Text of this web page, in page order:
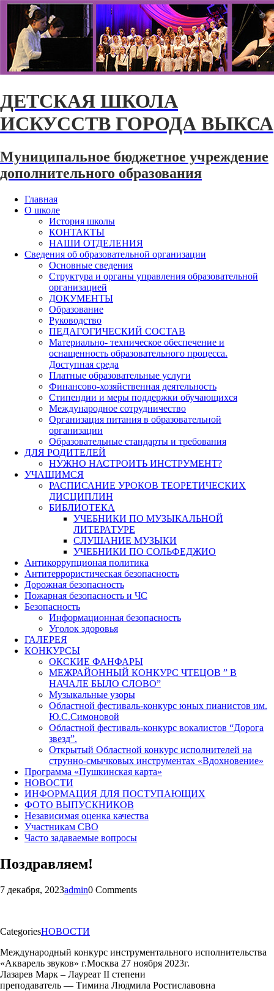
ДЕТСКАЯ ШКОЛА
ИСКУССТВ ГОРОДА ВЫКСА
Муниципальное бюджетное учреждение
дополнительного образования
Главная
О школе
История школы
КОНТАКТЫ
НАШИ ОТДЕЛЕНИЯ
Сведения об образовательной организации
Основные сведения
Структура и органы управления образовательной
организацией
ДОКУМЕНТЫ
Образование
Руководство
ПЕДАГОГИЧЕСКИЙ СОСТАВ
Материально- техническое обеспечение и
оснащенность образовательного процесса.
Доступная среда
Платные образовательные услуги
Финансово-хозяйственная деятельность
Стипендии и меры поддержки обучающихся
Международное сотрудничество
Организация питания в образовательной
организации
Образовательные стандарты и требования
ДЛЯ РОДИТЕЛЕЙ
НУЖНО НАСТРОИТЬ ИНСТРУМЕНТ?
УЧАЩИМСЯ
РАСПИСАНИЕ УРОКОВ ТЕОРЕТИЧЕСКИХ
ДИСЦИПЛИН
БИБЛИОТЕКА
УЧЕБНИКИ ПО МУЗЫКАЛЬНОЙ
ЛИТЕРАТУРЕ
СЛУШАНИЕ МУЗЫКИ
УЧЕБНИКИ ПО СОЛЬФЕДЖИО
Антикоррупционая политика
Антитеррористическая безопасность
Дорожная безопасность
Пожарная безопасность и ЧС
Безопасность
Информационная безопасность
Уголок здоровья
ГАЛЕРЕЯ
КОНКУРСЫ
ОКСКИЕ ФАНФАРЫ
МЕЖРАЙОННЫЙ КОНКУРС ЧТЕЦОВ ” В
НАЧАЛЕ БЫЛО СЛОВО”
Музыкальные узоры
Областной фестиваль-конкурс юных пианистов им.
Ю.С.Симоновой
Областной фестиваль-конкурс вокалистов “Дорога
звезд”.
Открытый Областной конкурс исполнителей на
струнно-смычковых инструментах «Вдохновение»
Программа «Пушкинская карта»
НОВОСТИ
ИНФОРМАЦИЯ ДЛЯ ПОСТУПАЮЩИХ
ФОТО ВЫПУСКНИКОВ
Независимая оценка качества
Участникам СВО
Часто задаваемые вопросы
Поздравляем!
7 декабря, 2023admin0 Comments
CategoriesНОВОСТИ
Международный конкурс инструментального исполнительства
«Акварель звуков» г.Москва 27 ноября 2023г.
Лазарев Марк – Лауреат II степени
преподаватель — Тимина Людмила Ростиславовна